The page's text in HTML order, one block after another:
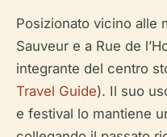
Posizionato vicino alle
Sauveur e a Rue de
integrante del centro
Travel Guide). Il suo
e festival lo mantiene